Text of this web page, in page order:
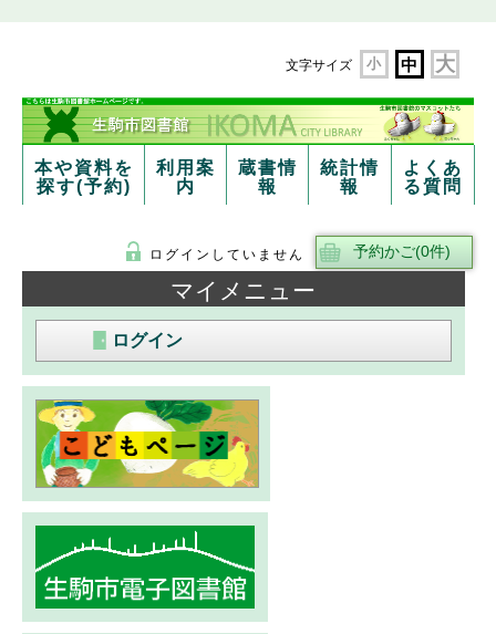
文字サイズ 小 中 大
本や資料を
探す(予約)
利用案
内
蔵書情
報
統計情
報
よくあ
る質問
ログインしていません
マイメニュー
ログイン